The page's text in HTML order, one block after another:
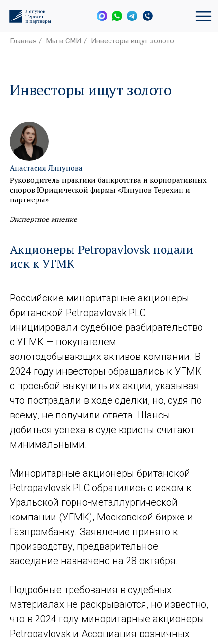
Главная / Мы в СМИ / Инвесторы ищут золото
Инвесторы ищут золото
Анастасия Ляпунова
Руководитель практики банкротства и корпоративных
споров Юридической фирмы «Ляпунов Терехин и
партнеры»
Экспертное мнение
Акционеры Petropavlovsk подали
иск к УГМК
Российские миноритарные акционеры
британской Petropavlovsk PLC
инициировали судебное разбирательство
с УГМК — покупателем
золотодобывающих активов компании. В
2024 году инвесторы обращались к УГМК
с просьбой выкупить их акции, указывая,
что пострадали в ходе сделки, но, судя по
всему, не получили ответа. Шансы
добиться успеха в суде юристы считают
минимальными.
Миноритарные акционеры британской
Petropavlovsk PLC обратились с иском к
Уральской горно-металлургической
компании (УГМК), Московской бирже и
Газпромбанку. Заявление принято к
производству, предварительное
заседание назначено на 28 октября.
Подробные требования в судебных
материалах не раскрываются, но известно,
что в 2024 году миноритарные акционеры
Petropavlovsk и Ассоциация розничных